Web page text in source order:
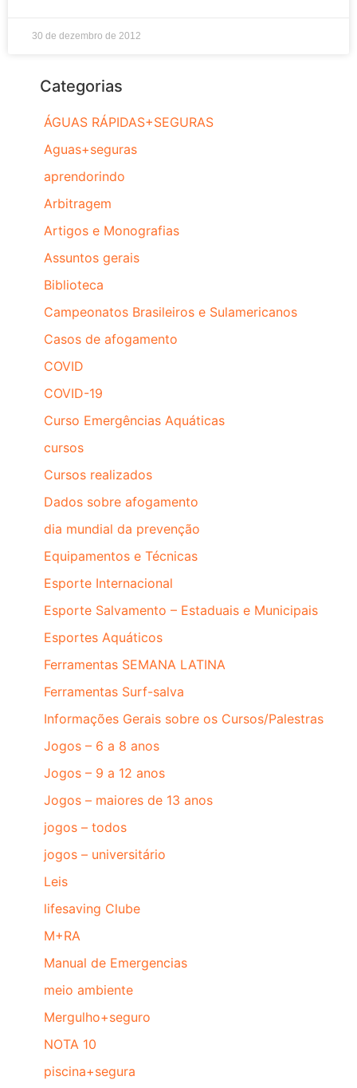
30 de dezembro de 2012
Categorias
ÁGUAS RÁPIDAS+SEGURAS
Aguas+seguras
aprendorindo
Arbitragem
Artigos e Monografias
Assuntos gerais
Biblioteca
Campeonatos Brasileiros e Sulamericanos
Casos de afogamento
COVID
COVID-19
Curso Emergências Aquáticas
cursos
Cursos realizados
Dados sobre afogamento
dia mundial da prevenção
Equipamentos e Técnicas
Esporte Internacional
Esporte Salvamento – Estaduais e Municipais
Esportes Aquáticos
Ferramentas SEMANA LATINA
Ferramentas Surf-salva
Informações Gerais sobre os Cursos/Palestras
Jogos – 6 a 8 anos
Jogos – 9 a 12 anos
Jogos – maiores de 13 anos
jogos – todos
jogos – universitário
Leis
lifesaving Clube
M+RA
Manual de Emergencias
meio ambiente
Mergulho+seguro
NOTA 10
piscina+segura